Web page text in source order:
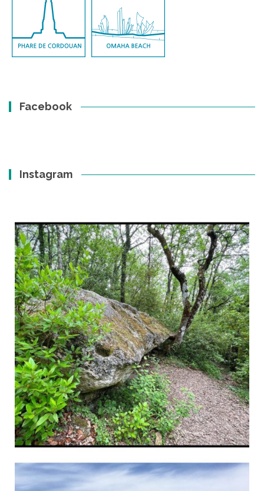
Facebook
Instagram